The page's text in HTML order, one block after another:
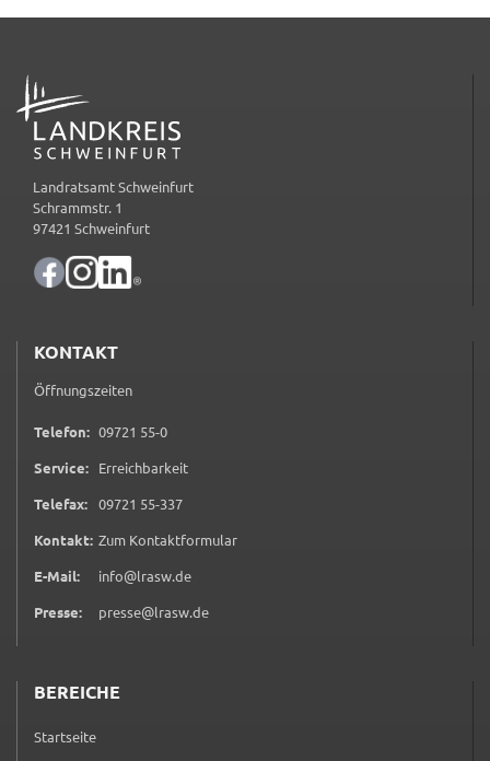
ADRESSE
Landratsamt Schweinfurt
Schrammstr. 1
97421 Schweinfurt
KONTAKT
Öffnungszeiten
Telefon: 09721 55-00 9 7 2 1 5 5 0
Service: Erreichbarkeit
Telefax: 09721 55-3370 9 7 2 1 5 5 3 3 7
Kontakt: Zum Kontaktformular(öffnet in neuem Tab)
E-Mail:
info@lrasw.de
Presse:
presse@lrasw.de
BEREICHE
Startseite
Wiedergabe eingebetteter YouTube-Videos
gestartet, setzt YouTube Cookies ein, um
Informationen über das Nutzerverhalten zu
sammeln. Anders als bei Geltung der DSGVO
werden Sie insofern nicht erst um Einwilligung
gebeten. Zudem ist nach dem sog. CLOUD-Act der
USA eine Weitergabe an Regierungsbehörden zu
ermöglichen.
unseren
Anbieter:
Einwilligung erweiterter Datenschutzmodus
Youtube Videos
consent-google-maps
Anbieter: